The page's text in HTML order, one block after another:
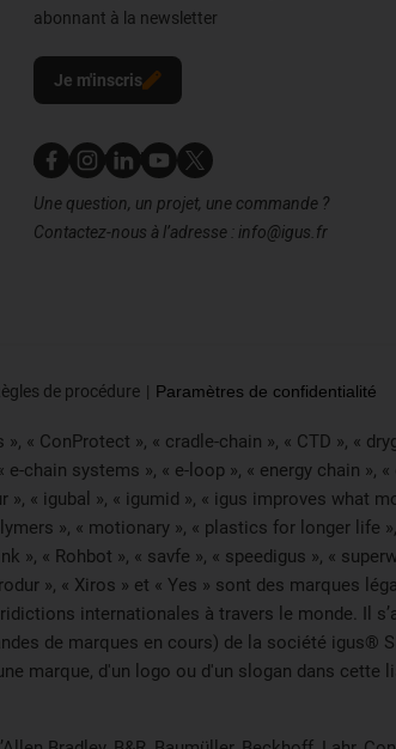
abonnant à la newsletter
Je m'inscris
Nous contacter
Une question, un projet, une commande ?
Contactez-nous à l’adresse : info@igus.fr
de procédure Paramètres de confidentialité
ConProtect », « cradle-chain », « CTD », «
chain systems », « e-loop », « energy chain »,
« igubal », « igumid », « igus improves what
», « motionary », « plastics for longer life
», « Rohbot », « savfe », « speedigus », «
», « Xiros » et « Yes » sont des marques
internationales à travers le monde. Il
de marques en cours) de la société igus®
marque, d'un logo ou d'un slogan dans